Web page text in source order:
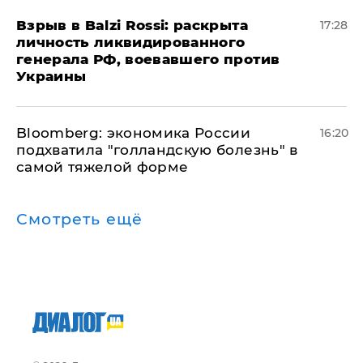
​Взрыв в Balzi Rossi: раскрыта
личность ликвидированного
генерала РФ, воевавшего против
Украины
17:28
Bloomberg: экономика России
подхватила "голландскую болезнь" в
самой тяжелой форме
16:20
Смотреть ещё